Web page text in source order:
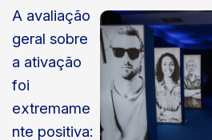
A avaliação
geral sobre
a ativação
foi
extremame
nte positiva: